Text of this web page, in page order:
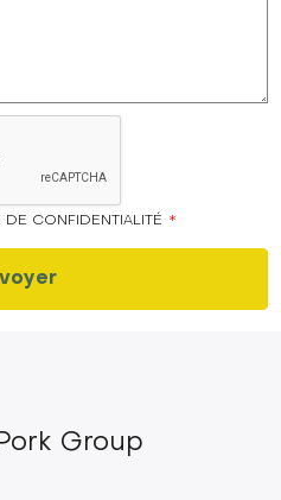
DE CONFIDENTIALITÉ
Group